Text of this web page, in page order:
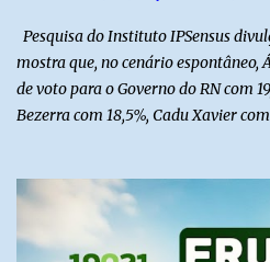
Pesquisa do Instituto IPSensus
mostra que, no cenário espontâneo,
de voto para o Governo do RN com
Bezerra com 18,5%, Cadu Xavier
do Norte entre os dias 18 e 22 de
possui margem de erro de 2,5
confiança de 95%. Registro no TSE: